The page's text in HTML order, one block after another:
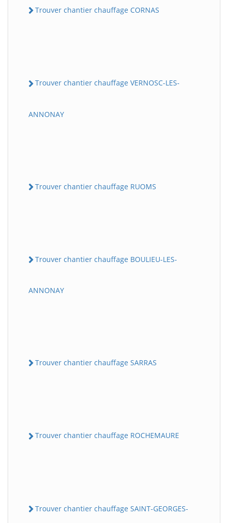
Trouver chantier chauffage CORNAS
Trouver chantier chauffage VERNOSC-LES-
ANNONAY
Trouver chantier chauffage RUOMS
Trouver chantier chauffage BOULIEU-LES-
ANNONAY
Trouver chantier chauffage SARRAS
Trouver chantier chauffage ROCHEMAURE
Trouver chantier chauffage SAINT-GEORGES-